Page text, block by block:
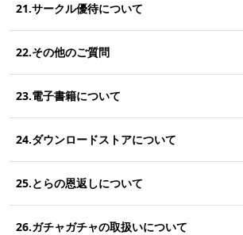
21.サークル優待について
22.その他のご質問
23.電子書籍について
24.ダウンロードストアについて
25.とらの恩返しについて
26.ガチャガチャの取扱いについて